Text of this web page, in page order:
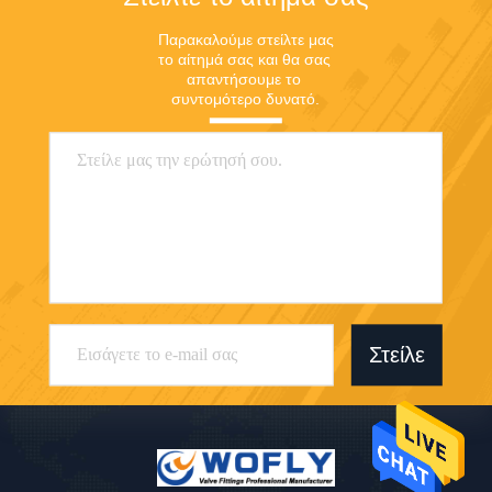
Παρακαλούμε στείλτε μας
το αίτημά σας και θα σας
απαντήσουμε το
συντομότερο δυνατό.
Στείλε